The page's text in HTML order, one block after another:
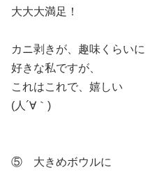
大大大満足！
カニ剥きが、趣味くらいに
好きな私ですが、
これはこれで、嬉しい
(人´∀｀)
⑤ 大きめボウルに